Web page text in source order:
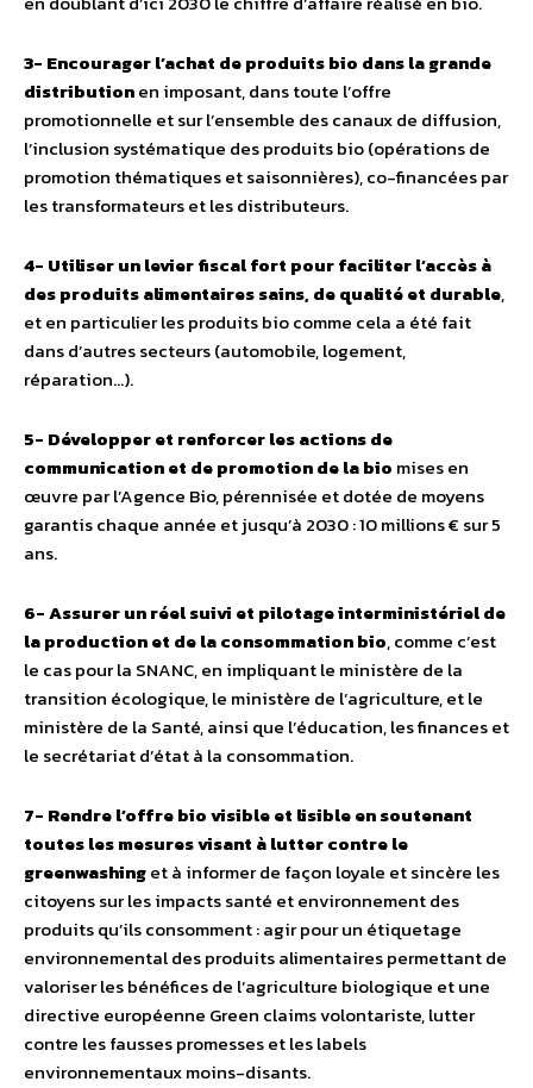
3- Encourager l’achat de produits bio dans la grande
distributionen imposant, dans toute l’offre
promotionnelle et sur l’ensemble des canaux de diffusion,
l’inclusion systématique des produits bio (opérations de
promotion thématiques et saisonnières), co-financées par
les transformateurs et les distributeurs.
4- Utiliser un levier fiscal fort pour faciliter l’accès à
des produits alimentaires sains, de qualité et durable,
et en particulier les produits bio comme cela a été fait
dans d’autres secteurs (automobile, logement,
réparation…).
5- Développer et renforcer les actions de
communication et de promotion de la bio mises en
œuvre par l’Agence Bio, pérennisée et dotée de moyens
garantis chaque année et jusqu’à 2030 : 10 millions € sur 5
ans.
6- Assurer un réel suivi et pilotage interministériel de
la production et de la consommation bio, comme c’est
le cas pour la SNANC, en impliquant le ministère de la
transition écologique, le ministère de l’agriculture, et le
ministère de la Santé, ainsi que l’éducation, les finances et
le secrétariat d’état à la consommation.
7- Rendre l’offre bio visible et lisible en soutenant
toutes les mesures visant à lutter contre le
greenwashinget à informer de façon loyale et sincère les
citoyens sur les impacts santé et environnement des
produits qu’ils consomment : agir pour un étiquetage
environnemental des produits alimentaires permettant de
valoriser les bénéfices de l’agriculture biologique et une
directive européenne Green claims volontariste, lutter
contre les fausses promesses et les labels
environnementaux moins-disants.